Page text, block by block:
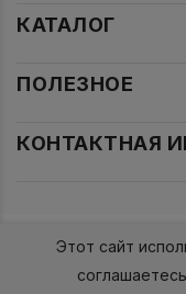
КАТАЛОГ
ПОЛЕЗНОЕ
КОНТАКТНАЯ
Этот сайт